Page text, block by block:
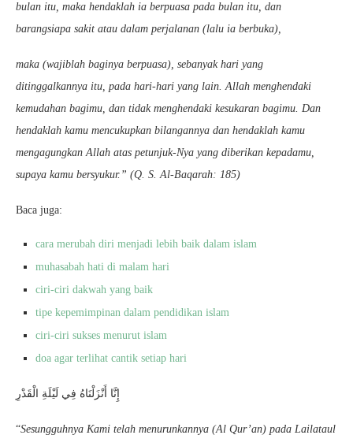
bulan itu, maka hendaklah ia berpuasa pada bulan itu, dan
barangsiapa sakit atau dalam perjalanan (lalu ia berbuka),
maka (wajiblah baginya berpuasa), sebanyak hari yang
ditinggalkannya itu, pada hari-hari yang lain. Allah menghendaki
kemudahan bagimu, dan tidak menghendaki kesukaran bagimu. Dan
hendaklah kamu mencukupkan bilangannya dan hendaklah kamu
mengagungkan Allah atas petunjuk-Nya yang diberikan kepadamu,
supaya kamu bersyukur.” (Q. S. Al-Baqarah: 185)
Baca juga:
cara merubah diri menjadi lebih baik dalam islam
muhasabah hati di malam hari
ciri-ciri dakwah yang baik
tipe kepemimpinan dalam pendidikan islam
ciri-ciri sukses menurut islam
doa agar terlihat cantik setiap hari
إِنَّا أَنْزَلْنَاهُ فِي لَيْلَةِ الْقَدْرِ
“Sesungguhnya Kami telah menurunkannya (Al Qur’an) pada Lailataul